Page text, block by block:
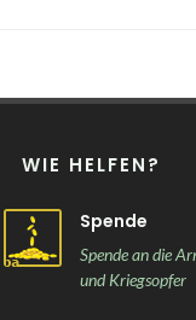
WIE HELFEN?
Spende
Spende an die
und Kriegsopfer